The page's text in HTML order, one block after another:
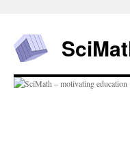
indhold